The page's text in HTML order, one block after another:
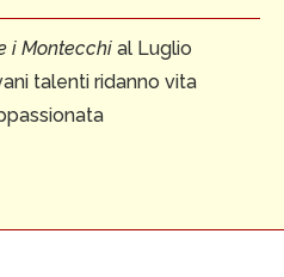
i Montecchi al Luglio
talenti ridanno vita